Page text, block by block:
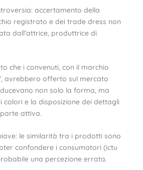
accertamento della
registrato e dei trade dress non
dall’attrice, produttrice di
che i convenuti, con il marchio
avrebbero offerto sul mercato
non solo la forma, ma
colori e la disposizione dei dettagli
attiva.
le similarità tra i prodotti sono
confondere i consumatori (ictu
una percezione errata.